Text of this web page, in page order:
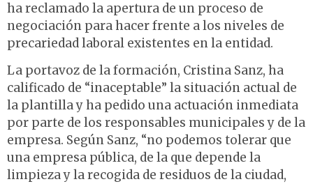
ha reclamado la apertura de un proceso de
negociación para hacer frente a los niveles de
precariedad laboral existentes en la entidad.
La portavoz de la formación, Cristina Sanz, ha
calificado de “inaceptable” la situación actual de
la plantilla y ha pedido una actuación inmediata
por parte de los responsables municipales y de la
empresa. Según Sanz, “no podemos tolerar que
una empresa pública, de la que depende la
limpieza y la recogida de residuos de la ciudad,